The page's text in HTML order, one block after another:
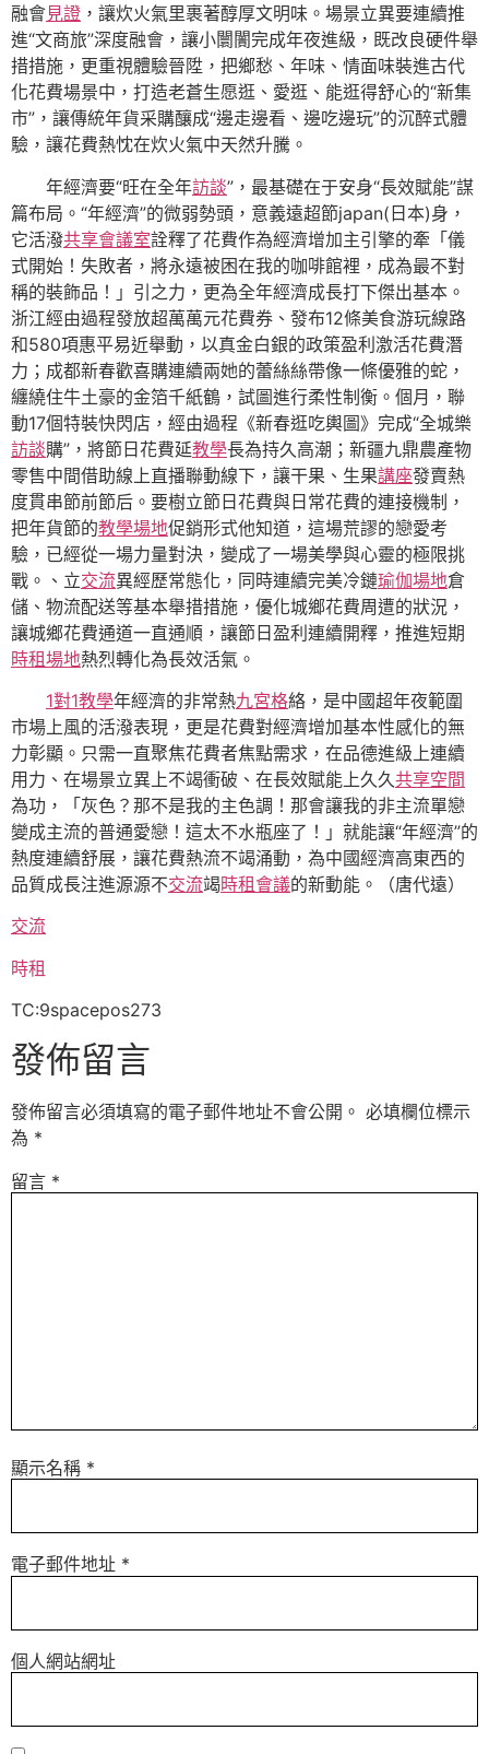
融會見證 ，讓炊火氣里裹著醇厚文明味。場景立異要連續推
進“文商旅”深度融會，讓小闤闠完成年夜進級，既改良硬件舉
措措施，更重視體驗晉陞，把鄉愁、年味、情面味裝進古代
化花費場景中，打造老蒼生愿逛、愛逛、能逛得舒心的“新集
市”，讓傳統年貨采購釀成“邊走邊看、邊吃邊玩”的沉醉式體
驗，讓花費熱忱在炊火氣中天然升騰。
年經濟要“旺在全年訪談”，最基礎在于安身“長效賦能”謀
篇布局。“年經濟”的微弱勢頭，意義遠超節japan(日本)身，
它活潑共享會議室詮釋了花費作為經濟增加主引擎的牽「儀
式開始！失敗者，將永遠被困在我的咖啡館裡，成為最不對
稱的裝飾品！」引之力，更為全年經濟成長打下傑出基本。
浙江經由過程發放超萬萬元花費券、發布12條美食游玩線路
和580項惠平易近舉動，以真金白銀的政策盈利激活花費潛
力；成都新春歡喜購連續兩她的蕾絲絲帶像一條優雅的蛇，
纏繞住牛土豪的金箔千紙鶴，試圖進行柔性制衡。個月，聯
動17個特裝快閃店，經由過程《新春逛吃輿圖》完成“全城樂
訪談購”，將節日花費延教學長為持久高潮；新疆九鼎農產物
零售中間借助線上直播聯動線下，讓干果、生果講座發賣熱
度貫串節前節后。要樹立節日花費與日常花費的連接機制，
把年貨節的教學場地促銷形式他知道，這場荒謬的戀愛考
驗，已經從一場力量對決，變成了一場美學與心靈的極限挑
戰。、立交流異經歷常態化，同時連續完美冷鏈瑜伽場地倉
儲、物流配送等基本舉措措施，優化城鄉花費周遭的狀況，
讓城鄉花費通道一直通順，讓節日盈利連續開釋，推進短期
時租場地熱烈轉化為長效活氣。
1對1教學年經濟的非常熱九宮格絡，是中國超年夜範圍
市場上風的活潑表現，更是花費對經濟增加基本性感化的無
力彰顯。只需一直聚焦花費者焦點需求，在品德進級上連續
用力、在場景立異上不竭衝破、在長效賦能上久久共享空間
為功，「灰色？那不是我的主色調！那會讓我的非主流單戀
變成主流的普通愛戀！這太不水瓶座了！」就能讓“年經濟”的
熱度連續舒展，讓花費熱流不竭涌動，為中國經濟高東西的
品質成長注進源源不交流竭時租會議的新動能。（唐代遠）
交流
時租
TC:9spacepos273
發佈留言
發佈留言必須填寫的電子郵件地址不會公開。 必填欄位標示
為 *
留言 *
顯示名稱 *
電子郵件地址 *
個人網站網址